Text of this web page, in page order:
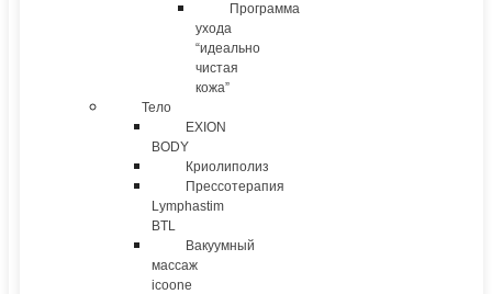
Программа
ухода
“идеально
чистая
кожа”
Тело
EXION
BODY
Криолиполиз
Прессотерапия
Lymphastim
BTL
Вакуумный
массаж
icoone